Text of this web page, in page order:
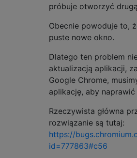
próbuje otworzyć
Obecnie powoduje to,
puste nowe okno.
Dlatego ten problem
aktualizacją aplikacji,
Google Chrome,
aplikację, aby
Rzeczywista główna
rozwiązanie są tutaj:
https://
id=777863#c56